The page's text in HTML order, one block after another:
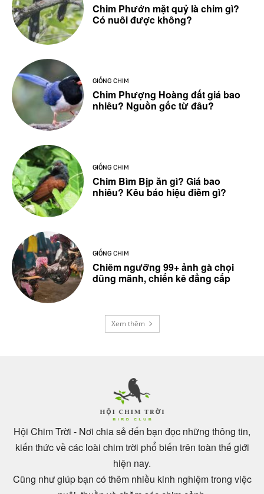
Chim Phướn mặt quỷ là chim gì?
Có nuôi được không?
GIỐNG CHIM
Chim Phượng Hoàng đất giá bao
nhiêu? Nguồn gốc từ đâu?
GIỐNG CHIM
Chim Bìm Bịp ăn gì? Giá bao
nhiêu? Kêu báo hiệu điềm gì?
GIỐNG CHIM
Chiêm ngưỡng 99+ ảnh gà chọi
dũng mãnh, chiến kê đẳng cấp
Xem thêm
Hội Chim Trời - Nơi chia sẻ đến bạn đọc những thông tin,
kiến thức về các loài chim trời phổ biến trên toàn thế giới
hiện nay.
Cũng như giúp bạn có thêm nhiều kinh nghiệm trong việc